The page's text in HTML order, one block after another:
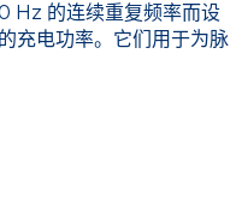
Hz 的连续重复频率而设
充电功率。它们用于为脉